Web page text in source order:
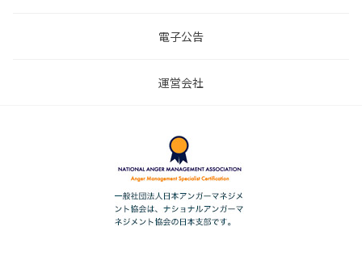
電子公告
運営会社